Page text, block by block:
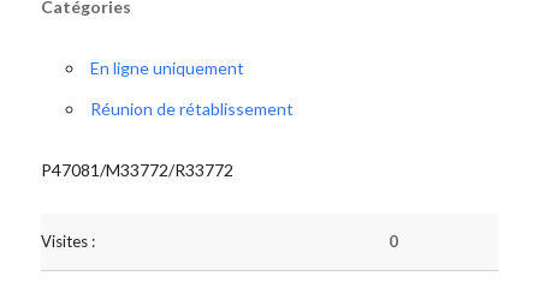
Catégories
En ligne uniquement
Réunion de rétablissement
P47081/M33772/R33772
Visites : 0